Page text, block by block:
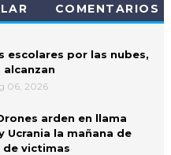
COMENTARIOS
escolares por las nubes,
alcanzan
06, 2026
arden en llama
Ucrania la mañana de
de victimas